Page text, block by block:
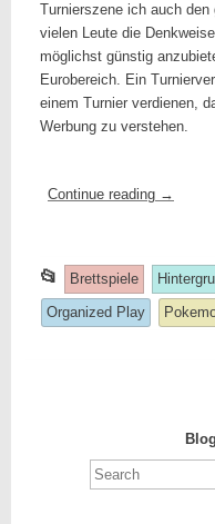
Turnierszene ich auch
vielen Leute die
möglichst günstig
Eurobereich. Ein
einem Turnier verdienen,
Werbung zu verstehen.
Continue reading →
📂 This
entry
was
Brettspiele
Organized Play
Search
for: